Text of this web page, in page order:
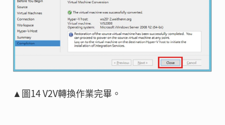
▲圖14 V2V轉換作業完畢。